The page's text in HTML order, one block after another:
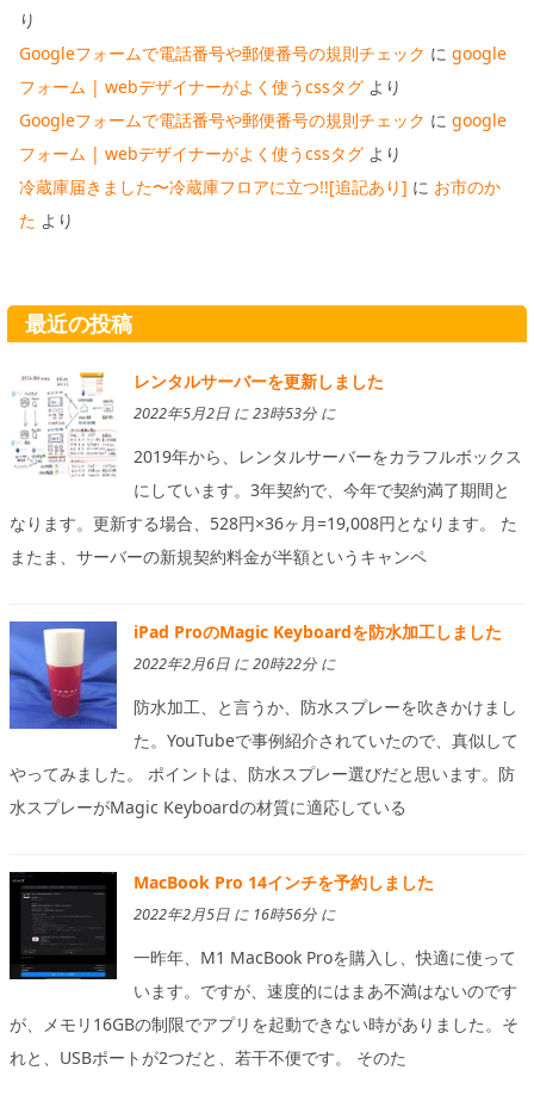
り
Googleフォームで電話番号や郵便番号の規則チェック に google
フォーム | webデザイナーがよく使うcssタグ より
Googleフォームで電話番号や郵便番号の規則チェック に google
フォーム | webデザイナーがよく使うcssタグ より
冷蔵庫届きました〜冷蔵庫フロアに立つ!![追記あり] に お市のか
た より
最近の投稿
レンタルサーバーを更新しました
2022年5月2日 に 23時53分 に
2019年から、レンタルサーバーをカラフルボックス
にしています。3年契約で、今年で契約満了期間と
なります。更新する場合、528円×36ヶ月=19,008円となります。 た
またま、サーバーの新規契約料金が半額というキャンペ
iPad ProのMagic Keyboardを防水加工しました
2022年2月6日 に 20時22分 に
防水加工、と言うか、防水スプレーを吹きかけまし
た。YouTubeで事例紹介されていたので、真似して
やってみました。 ポイントは、防水スプレー選びだと思います。防
水スプレーがMagic Keyboardの材質に適応している
MacBook Pro 14インチを予約しました
2022年2月5日 に 16時56分 に
一昨年、M1 MacBook Proを購入し、快適に使って
います。ですが、速度的にはまあ不満はないのです
が、メモリ16GBの制限でアプリを起動できない時がありました。そ
れと、USBポートが2つだと、若干不便です。 そのた